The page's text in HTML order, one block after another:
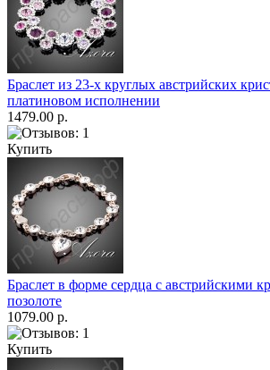
Браслет из 23-х круглых австрийских
платиновом исполнении
1479.00 р.
Купить
Браслет в форме сердца с австрийскими
позолоте
1079.00 р.
Купить